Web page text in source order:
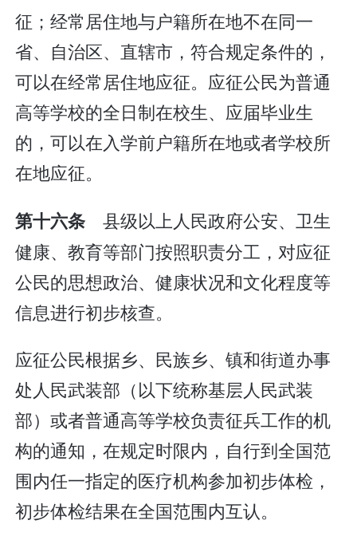
征；经常居住地与户籍所在地不在同一
省、自治区、直辖市，符合规定条件的，
可以在经常居住地应征。应征公民为普通
高等学校的全日制在校生、应届毕业生
的，可以在入学前户籍所在地或者学校所
在地应征。
第十六条 县级以上人民政府公安、卫生
健康、教育等部门按照职责分工，对应征
公民的思想政治、健康状况和文化程度等
信息进行初步核查。
应征公民根据乡、民族乡、镇和街道办事
处人民武装部（以下统称基层人民武装
部）或者普通高等学校负责征兵工作的机
构的通知，在规定时限内，自行到全国范
围内任一指定的医疗机构参加初步体检，
初步体检结果在全国范围内互认。